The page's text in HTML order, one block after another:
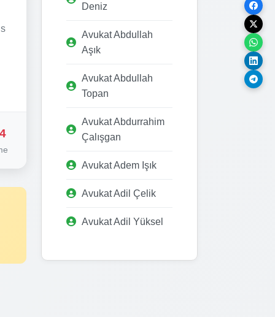
Deniz
Avukat Abdullah
Aşık
Avukat Abdullah
Topan
Avukat Abdurrahim
Çalışgan
Avukat Adem Işık
Avukat Adil Çelik
Avukat Adil Yüksel